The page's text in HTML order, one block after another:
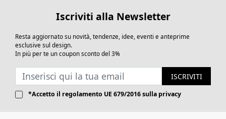
Iscriviti alla Newsletter
Resta aggiornato su novità, tendenze, idee, eventi e anteprime
esclusive sul design.
In più per te un coupon sconto del 3%
ISCRIVITI
*Accetto il regolamento UE 679/2016sulla privacy